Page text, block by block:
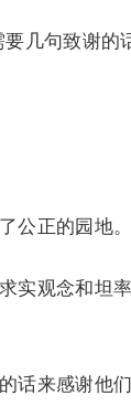
几句致谢的
公正的园地。
实观念和坦
话来感谢他